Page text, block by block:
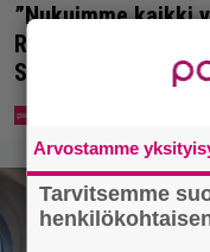
”Nukuimme kaikki
Renny Harlinin
Suomessa
Arvostamme
Tarvitsemme